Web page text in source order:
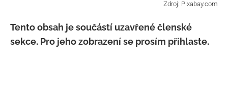
Tento obsah je součástí uzavřené členské
sekce. Pro jeho zobrazení se prosím přihlaste.